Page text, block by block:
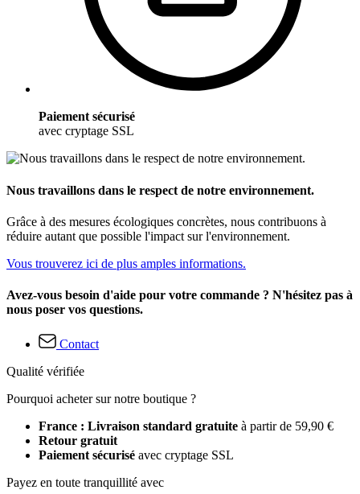
Paiement sécurisé
avec cryptage SSL
Nous travaillons dans le respect de notre environnement.
Grâce à des mesures écologiques concrètes, nous contribuons à
réduire autant que possible l'impact sur l'environnement.
Vous trouverez ici de plus amples informations.
Avez-vous besoin d'aide pour votre commande ? N'hésitez pas à
nous poser vos questions.
Contact
Qualité vérifiée
Pourquoi acheter sur notre boutique ?
France : Livraison standard gratuite à partir de 59,90 €
Retour gratuit
Paiement sécurisé avec cryptage SSL
Payez en toute tranquillité avec